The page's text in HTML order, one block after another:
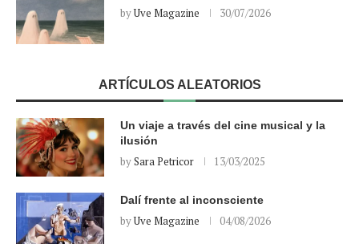
byUve Magazine 30/07/2026
ARTÍCULOS ALEATORIOS
Un viaje a través del cine musical y la
ilusión
bySara Petricor 13/03/2025
Dalí frente al inconsciente
byUve Magazine 04/08/2026